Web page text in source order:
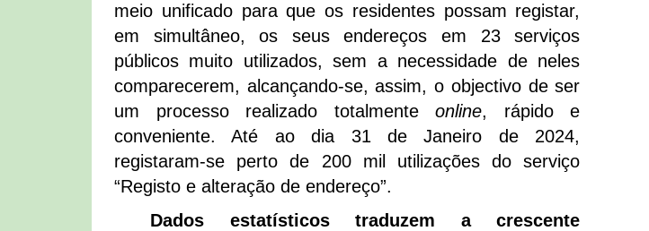
meio unificado para que os residentes possam registar,
em simultâneo, os seus endereços em 23 serviços
públicos muito utilizados, sem a necessidade de neles
comparecerem, alcançando-se, assim, o objectivo de ser
um processo realizado totalmenteonline, rápido e
conveniente. Até ao dia 31 de Janeiro de 2024,
registaram-se perto de 200 mil utilizações do serviço
“Registo e alteração de endereço”.
Dados estatísticos traduzem a crescente